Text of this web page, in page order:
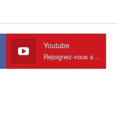
Youtube
Rejoignez-vous sur Youtube